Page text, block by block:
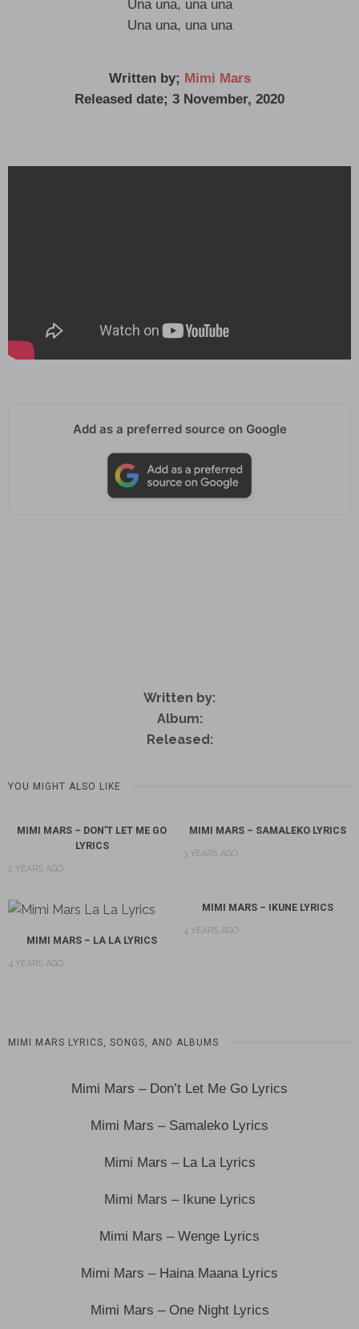
Una una, una una
Una una, una una
Written by; Mimi Mars
Released date; 3 November, 2020
Add as a preferred source on Google
Written by:
Album:
Released:
YOU MIGHT ALSO LIKE
MIMI MARS – DON’T LET ME GO
LYRICS
2 YEARS AGO
MIMI MARS – SAMALEKO LYRICS
3 YEARS AGO
MIMI MARS – LA LA LYRICS
4 YEARS AGO
MIMI MARS – IKUNE LYRICS
4 YEARS AGO
MIMI MARS LYRICS, SONGS, AND ALBUMS
Mimi Mars – Don’t Let Me Go Lyrics
Mimi Mars – Samaleko Lyrics
Mimi Mars – La La Lyrics
Mimi Mars – Ikune Lyrics
Mimi Mars – Wenge Lyrics
Mimi Mars – Haina Maana Lyrics
Mimi Mars – One Night Lyrics